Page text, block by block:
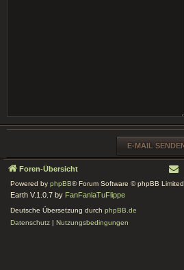
Foren-Übersicht
Powered by phpBB® Forum Software © phpBB Limited
Earth V.1.0.7 by FanFanlaTuFlippe
Deutsche Übersetzung durch phpBB.de
Datenschutz | Nutzungsbedingungen